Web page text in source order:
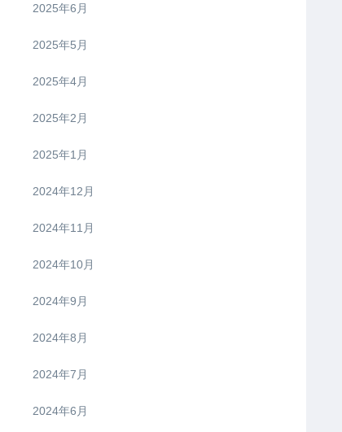
2025年6月
2025年5月
2025年4月
2025年2月
2025年1月
2024年12月
2024年11月
2024年10月
2024年9月
2024年8月
2024年7月
2024年6月